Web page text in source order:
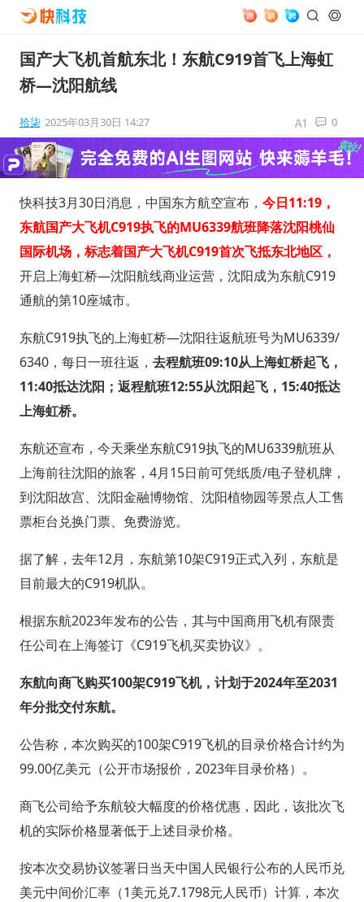
国产大飞机首航东北！东航C919首飞上海虹
桥—沈阳航线
拾柒 2025年03月30日 14:27 0
快科技3月30日消息，中国东方航空宣布， 今日11:19，
东航国产大飞机C919执飞的MU6339航班降落沈阳桃仙
国际机场，标志着国产大飞机C919首次飞抵东北地区，
开启上海虹桥—沈阳航线商业运营，沈阳成为东航C919
通航的第10座城市。
东航C919执飞的上海虹桥—沈阳往返航班号为MU6339/
6340，每日一班往返， 去程航班09:10从上海虹桥起飞，
11:40抵达沈阳；返程航班12:55从沈阳起飞，15:40抵达
上海虹桥。
东航还宣布，今天乘坐东航C919执飞的MU6339航班从
上海前往沈阳的旅客，4月15日前可凭纸质/电子登机牌，
到沈阳故宫、沈阳金融博物馆、沈阳植物园等景点人工售
票柜台兑换门票、免费游览。
据了解，去年12月，东航第10架C919正式入列，东航是
目前最大的C919机队。
根据东航2023年发布的公告，其与中国商用飞机有限责
任公司在上海签订《C919飞机买卖协议》。
东航向商飞购买100架C919飞机，计划于2024年至2031
年分批交付东航。
公告称，本次购买的100架C919飞机的目录价格合计约为
99.00亿美元（公开市场报价，2023年目录价格）。
商飞公司给予东航较大幅度的价格优惠，因此，该批次飞
机的实际价格显著低于上述目录价格。
按本次交易协议签署日当天中国人民银行公布的人民币兑
美元中间价汇率（1美元兑7.1798元人民币）计算，本次